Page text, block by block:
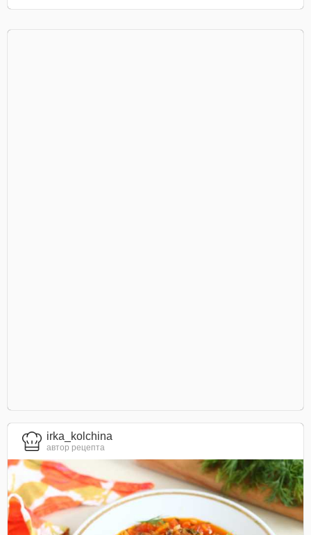
irka_kolchina
автор рецепта